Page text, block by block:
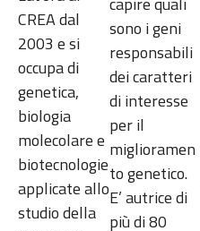
CREA dal
2003 e si
occupa di
genetica,
biologia
molecolare e
biotecnologie
applicate allo
studio della
sono i geni
responsabili
dei caratteri
di interesse
per il
miglioramen
to genetico.
E’ autrice di
più di 80